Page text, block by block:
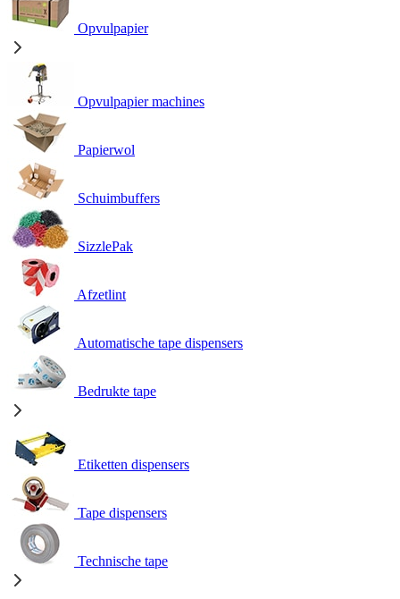
Opvulpapier
Opvulpapier machines
Papierwol
Schuimbuffers
SizzlePak
Afzetlint
Automatische tape dispensers
Bedrukte tape
Etiketten dispensers
Tape dispensers
Technische tape